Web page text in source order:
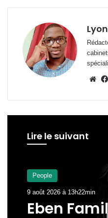
Lire le suivant
People
9 août 2026 à 13h22min
A La Une
8 août 2026 à 12h44min
Ndambo